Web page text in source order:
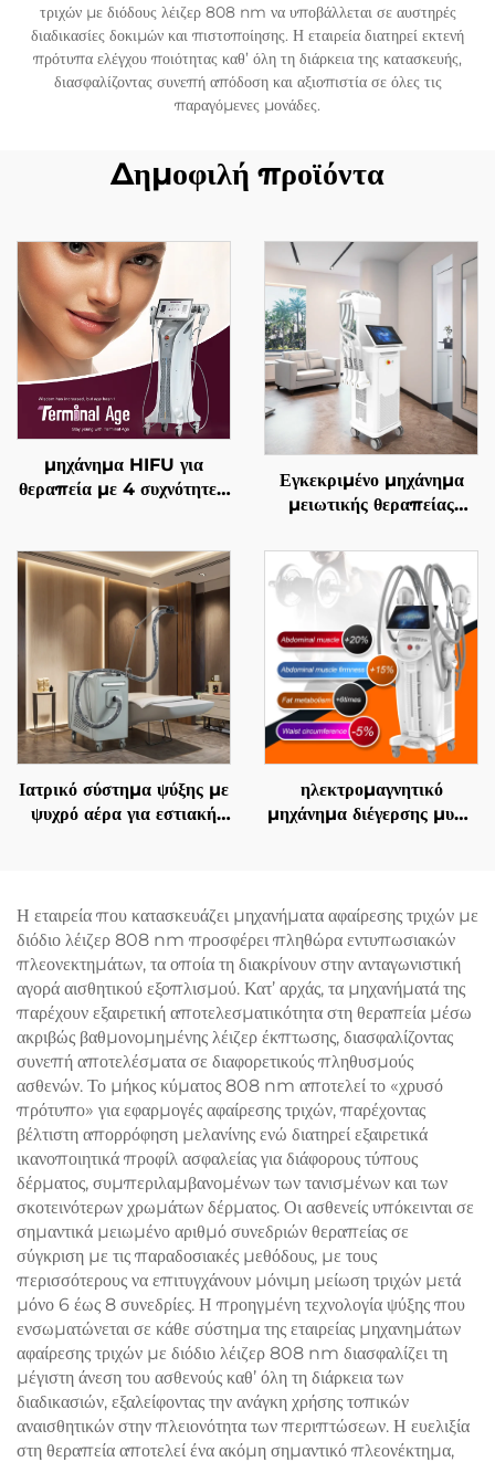
τριχών με διόδους λέιζερ 808 nm να υποβάλλεται σε αυστηρές
διαδικασίες δοκιμών και πιστοποίησης. Η εταιρεία διατηρεί εκτενή
πρότυπα ελέγχου ποιότητας καθ’ όλη τη διάρκεια της κατασκευής,
διασφαλίζοντας συνεπή απόδοση και αξιοπιστία σε όλες τις
παραγόμενες μονάδες.
Δημοφιλή προϊόντα
μηχάνημα HIFU για
θεραπεία με 4 συχνότητες,
δέρματος, αναδιαμόρφωση
σώματος και
αντιμετώπιση γήρανσης
Εγκεκριμένο μηχάνημα
μειωτικής θεραπείας
κυτταρίτιδας La Sculptor
1060, με διόδιο λέιζερ
1060 nm για
αναδιαμόρφωση και
λιπόλυση του σώματος
Ιατρικό σύστημα ψύξης με
ψυχρό αέρα για εστιακή
προστασία του επιδερμίδα
και συνεχή, μη επαφόμενη
χρήση σε κλινικές
ηλεκτρομαγνητικό
μηχάνημα διέγερσης μυών
Η εταιρεία που κατασκευάζει μηχανήματα αφαίρεσης τριχών με
διόδιο λέιζερ 808 nm προσφέρει πληθώρα εντυπωσιακών
πλεονεκτημάτων, τα οποία τη διακρίνουν στην ανταγωνιστική
αγορά αισθητικού εξοπλισμού. Κατ’ αρχάς, τα μηχανήματά της
παρέχουν εξαιρετική αποτελεσματικότητα στη θεραπεία μέσω
ακριβώς βαθμονομημένης λέιζερ έκπτωσης, διασφαλίζοντας
συνεπή αποτελέσματα σε διαφορετικούς πληθυσμούς
ασθενών. Το μήκος κύματος 808 nm αποτελεί το «χρυσό
πρότυπο» για εφαρμογές αφαίρεσης τριχών, παρέχοντας
βέλτιστη απορρόφηση μελανίνης ενώ διατηρεί εξαιρετικά
ικανοποιητικά προφίλ ασφαλείας για διάφορους τύπους
δέρματος, συμπεριλαμβανομένων των τανισμένων και των
σκοτεινότερων χρωμάτων δέρματος. Οι ασθενείς υπόκεινται σε
σημαντικά μειωμένο αριθμό συνεδριών θεραπείας σε
σύγκριση με τις παραδοσιακές μεθόδους, με τους
περισσότερους να επιτυγχάνουν μόνιμη μείωση τριχών μετά
μόνο 6 έως 8 συνεδρίες. Η προηγμένη τεχνολογία ψύξης που
ενσωματώνεται σε κάθε σύστημα της εταιρείας μηχανημάτων
αφαίρεσης τριχών με διόδιο λέιζερ 808 nm διασφαλίζει τη
μέγιστη άνεση του ασθενούς καθ’ όλη τη διάρκεια των
διαδικασιών, εξαλείφοντας την ανάγκη χρήσης τοπικών
αναισθητικών στην πλειονότητα των περιπτώσεων. Η ευελιξία
στη θεραπεία αποτελεί ένα ακόμη σημαντικό πλεονέκτημα,